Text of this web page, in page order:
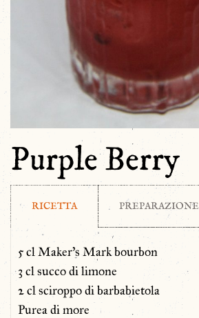
Purple Berry
RICETTA PREPARAZIONE
5 cl Maker’s Mark bourbon
3 cl succo di limone
2 cl sciroppo di barbabietola
Purea di more